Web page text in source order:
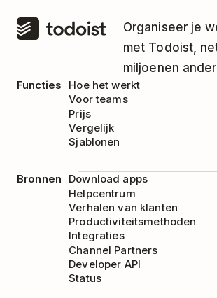
Organiseer je
met Todoist,
miljoenen
Functies
Hoe het werkt
Voor teams
Prijs
Vergelijk
Sjablonen
Bronnen
Download apps
Helpcentrum
Verhalen van klanten
Productiviteitsmethoden
Integraties
Channel Partners
Developer API
Status